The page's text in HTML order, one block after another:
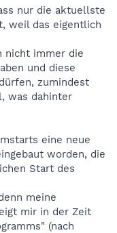
nur die aktuellste
weil das eigentlich
nicht immer die
und diese
zumindest
was dahinter
eine neue
worden, die
Start des
meine
mir in der Zeit
(nach